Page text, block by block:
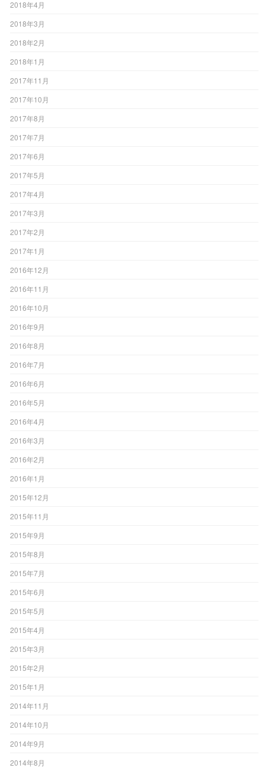
2018年4月
2018年3月
2018年2月
2018年1月
2017年11月
2017年10月
2017年8月
2017年7月
2017年6月
2017年5月
2017年4月
2017年3月
2017年2月
2017年1月
2016年12月
2016年11月
2016年10月
2016年9月
2016年8月
2016年7月
2016年6月
2016年5月
2016年4月
2016年3月
2016年2月
2016年1月
2015年12月
2015年11月
2015年9月
2015年8月
2015年7月
2015年6月
2015年5月
2015年4月
2015年3月
2015年2月
2015年1月
2014年11月
2014年10月
2014年9月
2014年8月